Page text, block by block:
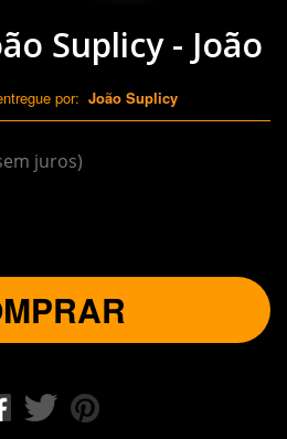
Suplicy - João
por: João Suplicy
juros)